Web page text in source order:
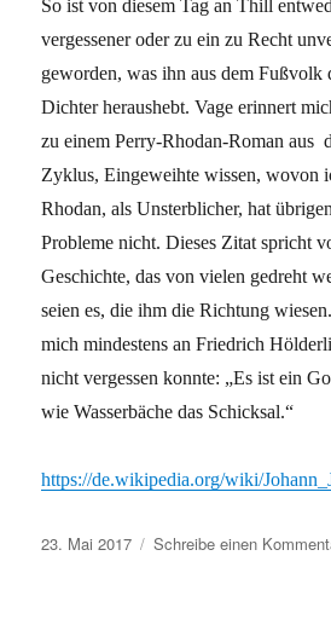
So ist von diesem Tag an Thill
vergessener oder zu ein zu Recht
geworden, was ihn aus dem Fußvolk
Dichter heraushebt. Vage erinnert
zu einem Perry-Rhodan-Roman aus
Zyklus, Eingeweihte wissen, wovon
Rhodan, als Unsterblicher, hat
Probleme nicht. Dieses Zitat spricht
Geschichte, das von vielen gedreht
seien es, die ihm die Richtung
mich mindestens an Friedrich
nicht vergessen konnte: „Es ist ein
wie Wasserbäche das Schicksal.“
https://de.wikipedia.org/wiki/
Veröffentlicht
23. Mai 2017 Schreibe einen